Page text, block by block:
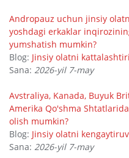
Andropauz uchun jinsiy
yoshdagi erkaklar
yumshatish mumkin?
Blog: Jinsiy olatni
Sana: 2026-yil 7-may
Avstraliya, Kanada, Buyuk
Amerika Qo'shma
olish mumkin?
Blog: Jinsiy olatni
Sana: 2026-yil 7-may